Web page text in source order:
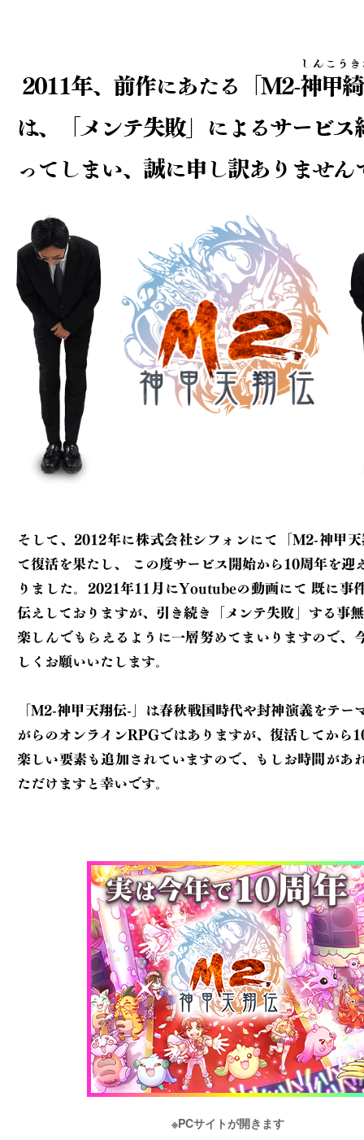
2011年、前作にあたる「M2-神甲
しんこうき
は、
「メンテ失敗」によるサービス
ってしまい、 誠に申し訳ありません
そして、2012年に株式会社シフォンにて「M2-神甲
て復活を果たし、
りました。2021年11月にYoutubeの動画にて 既に事件の経緯をお
伝えしておりますが、引き続き「メンテ失敗」する事
楽しんでもらえるように一層努めてまいりますので、
しくお願いいたします。
「M2-神甲天翔伝-」は春秋戦国時代や封神演義をテー
がらのオンラインRPGではありますが、復活してから
楽しい要素も追加されていますので、もしお時間があ
ただけますと幸いです。
※PCサイトが開きます